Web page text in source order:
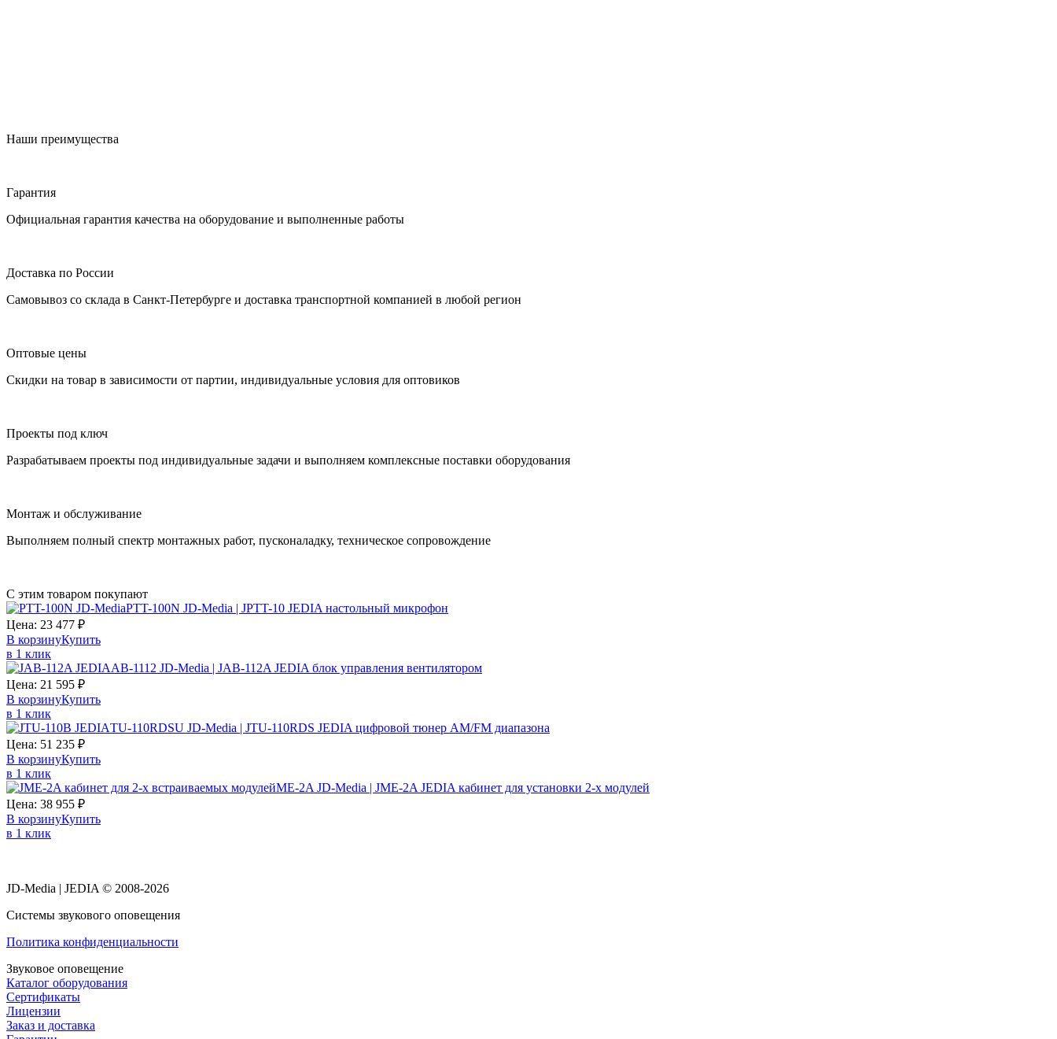
Наши преимущества
Гарантия
Официальная гарантия качества на оборудование и выполненные работы
Доставка по России
Самовывоз со склада в Санкт-Петербурге и доставка транспортной компанией в любой регион
Оптовые цены
Скидки на товар в зависимости от партии, индивидуальные условия для оптовиков
Проекты под ключ
Разрабатываем проекты под индивидуальные задачи и выполняем комплексные поставки оборудования
Монтаж и обслуживание
Выполняем полный спектр монтажных работ, пусконаладку, техническое сопровождение
С этим товаром покупают
PTT-100N JD-Media | JPTT-10 JEDIA настольный микрофон
Цена: 23 477 ₽
В корзинуКупить
в 1 клик
AB-1112 JD-Media | JAB-112A JEDIA блок управления вентилятором
Цена: 21 595 ₽
В корзинуКупить
в 1 клик
TU-110RDSU JD-Media | JTU-110RDS JEDIA цифровой тюнер AM/FM диапазона
Цена: 51 235 ₽
В корзинуКупить
в 1 клик
ME-2A JD-Media | JME-2A JEDIA кабинет для установки 2-х модулей
Цена: 38 955 ₽
В корзинуКупить
в 1 клик
JD-Media | JEDIA © 2008-2026
Системы звукового оповещения
Политика конфиденциальности
Звуковое оповещение
Каталог оборудования
Сертификаты
Лицензии
Заказ и доставка